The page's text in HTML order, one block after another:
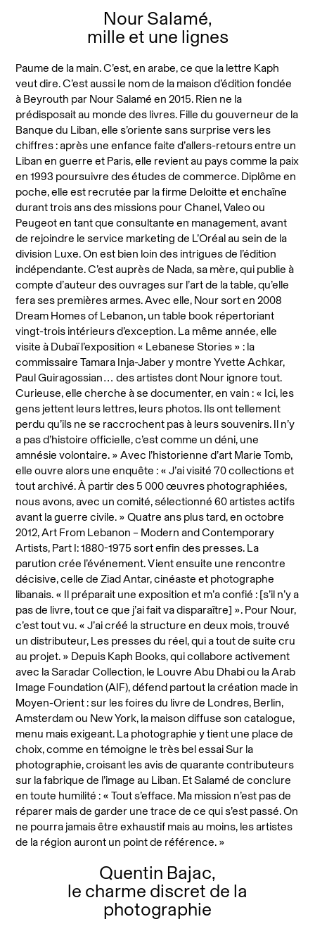
Nour Salamé,
mille et une lignes
Paume de la main. C’est, en arabe, ce que la lettre Kaph
veut dire. C’est aussi le nom de la maison d’édition fondée
à Beyrouth par Nour Salamé en 2015. Rien ne la
prédisposait au monde des livres. Fille du gouverneur de la
Banque du Liban, elle s’oriente sans surprise vers les
chiffres : après une enfance faite d’allers-retours entre un
Liban en guerre et Paris, elle revient au pays comme la paix
en 1993 poursuivre des études de commerce. Diplôme en
poche, elle est recrutée par la firme Deloitte et enchaîne
durant trois ans des missions pour Chanel, Valeo ou
Peugeot en tant que consultante en management, avant
de rejoindre le service marketing de L’Oréal au sein de la
division Luxe. On est bien loin des intrigues de l’édition
indépendante. C’est auprès de Nada, sa mère, qui publie à
compte d’auteur des ouvrages sur l’art de la table, qu’elle
fera ses premières armes. Avec elle, Nour sort en 2008
Dream Homes of Lebanon, un table book répertoriant
vingt-trois intérieurs d’exception. La même année, elle
visite à Dubaï l’exposition « Lebanese Stories » : la
commissaire Tamara Inja-Jaber y montre Yvette Achkar,
Paul Guiragossian… des artistes dont Nour ignore tout.
Curieuse, elle cherche à se documenter, en vain : « Ici, les
gens jettent leurs lettres, leurs photos. Ils ont tellement
perdu qu’ils ne se raccrochent pas à leurs souvenirs. Il n’y
a pas d’histoire officielle, c’est comme un déni, une
amnésie volontaire. » Avec l’historienne d’art Marie Tomb,
elle ouvre alors une enquête : « J’ai visité 70 collections et
tout archivé. À partir des 5 000 œuvres photographiées,
nous avons, avec un comité, sélectionné 60 artistes actifs
avant la guerre civile. » Quatre ans plus tard, en octobre
2012, Art From Lebanon – Modern and Contemporary
Artists, Part I: 1880-1975 sort enfin des presses. La
parution crée l’événement. Vient ensuite une rencontre
décisive, celle de Ziad Antar, cinéaste et photographe
libanais. « Il préparait une exposition et m’a confié : [s’il n’y a
pas de livre, tout ce que j’ai fait va disparaître] ». Pour Nour,
c’est tout vu. « J’ai créé la structure en deux mois, trouvé
un distributeur, Les presses du réel, qui a tout de suite cru
au projet. » Depuis Kaph Books, qui collabore activement
avec la Saradar Collection, le Louvre Abu Dhabi ou la Arab
Image Foundation (AIF), défend partout la création made in
Moyen-Orient : sur les foires du livre de Londres, Berlin,
Amsterdam ou New York, la maison diffuse son catalogue,
menu mais exigeant. La photographie y tient une place de
choix, comme en témoigne le très bel essai Sur la
photographie, croisant les avis de quarante contributeurs
sur la fabrique de l’image au Liban. Et Salamé de conclure
en toute humilité : « Tout s’efface. Ma mission n’est pas de
réparer mais de garder une trace de ce qui s’est passé. On
ne pourra jamais être exhaustif mais au moins, les artistes
de la région auront un point de référence. »
Quentin Bajac,
le charme discret de la
photographie